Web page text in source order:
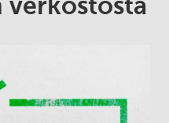
verkostosta